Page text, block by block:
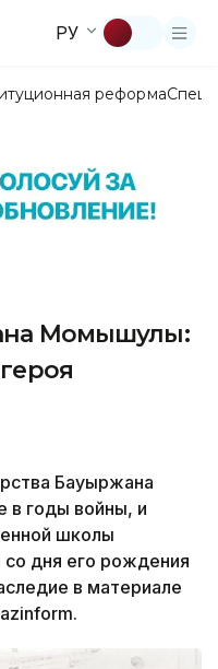
РУ
реформа
Момышулы:
Бауыржана
годы войны, и
школы
со дня его рождения
в материале